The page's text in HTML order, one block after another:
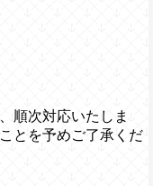
順次対応いたしま
とを予めご了承くだ